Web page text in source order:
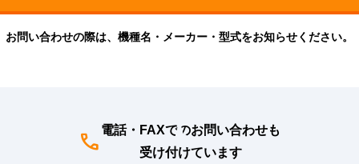
お問い合わせの際は、機種名・メーカー・型式をお知らせください。
電話・FAXでのお問い合わせも
受け付けています